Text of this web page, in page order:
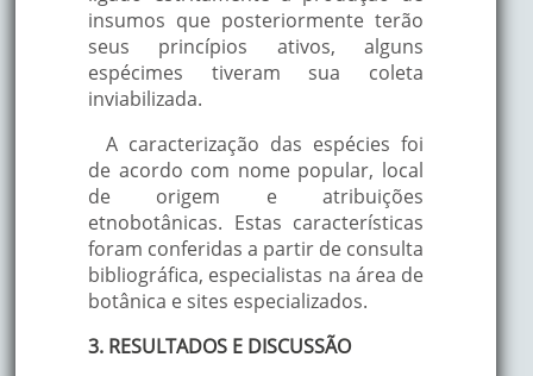
insumos que posteriormente terão
seus princípios ativos, alguns
espécimes tiveram sua coleta
inviabilizada.
A caracterização das espécies foi
de acordo com nome popular, local
de origem e atribuições
etnobotânicas. Estas características
foram conferidas a partir de consulta
bibliográfica, especialistas na área de
botânica e sites especializados.
3. RESULTADOS E DISCUSSÃO